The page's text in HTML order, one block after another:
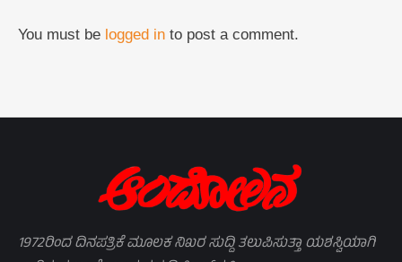
You must be logged in to post a comment.
1972ರಿಂದ ದಿನಪತ್ರಿಕೆ ಮೂಲಕ ನಿಖರ ಸುದ್ದಿ ತಲುಪಿಸುತ್ತಾ ಯಶಸ್ವಿಯಾಗಿ